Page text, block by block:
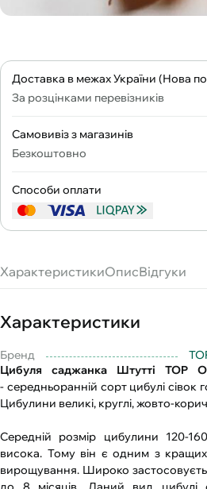
Доставка в межах України (Нова
За розцінками перевізників
Самовивіз з магазинів
Безкоштовно
Способи оплати
ХарактеристикиОписВідгуки
Характеристики
Бренд
Цибуля саджанка Штутті TOP
- середньоранній сорт цибулі сівок
Цибулини великі, круглі, жовто-
Середній розмір цибулини 120-
висока. Тому він є одним з
вирощування. Широко